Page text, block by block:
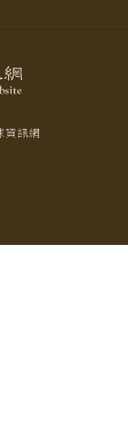
資訊網